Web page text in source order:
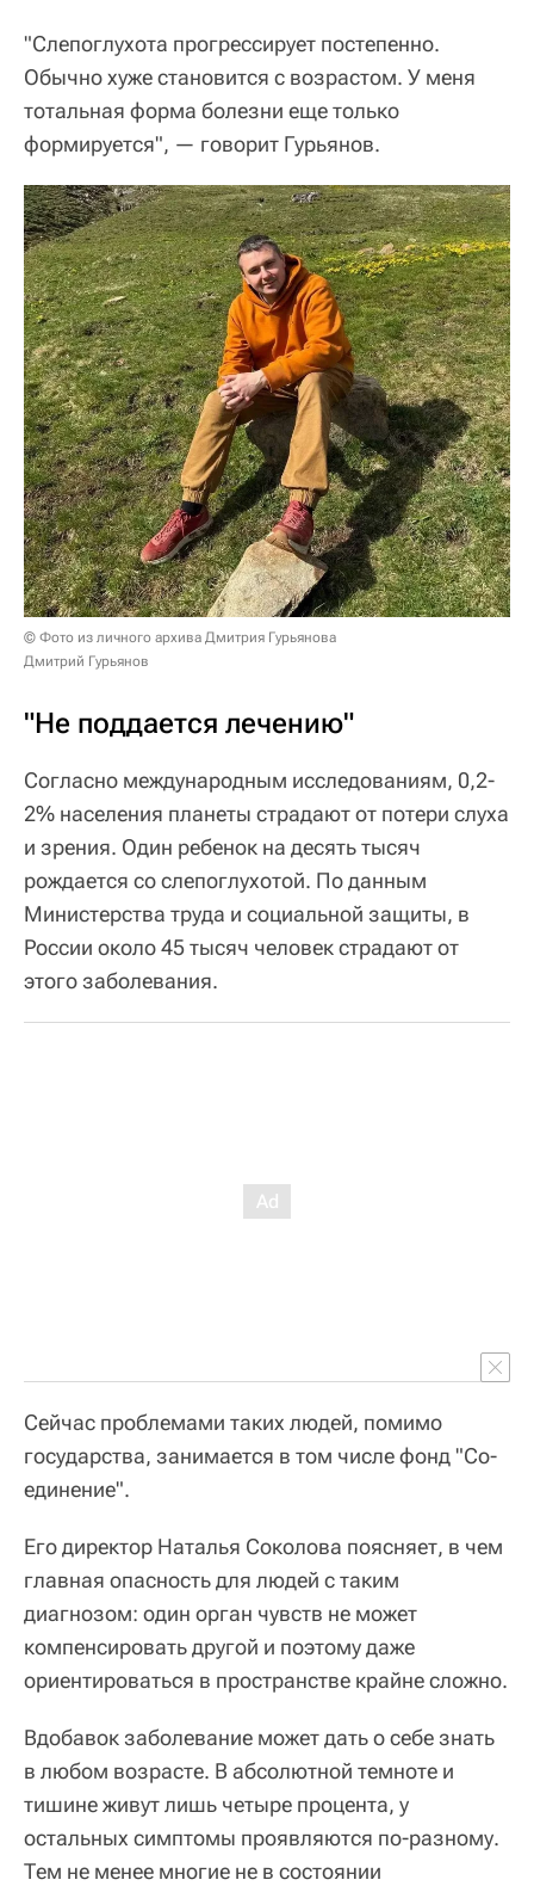
"Слепоглухота прогрессирует постепенно.
Обычно хуже становится с возрастом. У меня
тотальная форма болезни еще только
формируется", — говорит Гурьянов.
© Фото из личного архива Дмитрия Гурьянова
Дмитрий Гурьянов
"Не поддается лечению"
Согласно международным исследованиям, 0,2-
2% населения планеты страдают от потери слуха
и зрения. Один ребенок на десять тысяч
рождается со слепоглухотой. По данным
Министерства труда и социальной защиты, в
России около 45 тысяч человек страдают от
этого заболевания.
Сейчас проблемами таких людей, помимо
государства, занимается в том числе фонд "Со-
единение".
Его директор Наталья Соколова поясняет, в чем
главная опасность для людей с таким
диагнозом: один орган чувств не может
компенсировать другой и поэтому даже
ориентироваться в пространстве крайне сложно.
Вдобавок заболевание может дать о себе знать
в любом возрасте. В абсолютной темноте и
тишине живут лишь четыре процента, у
остальных симптомы проявляются по-разному.
Тем не менее многие не в состоянии